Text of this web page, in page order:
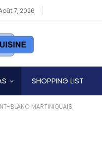
7, 2026
SHOPPING LIST
BLANC MARTINIQUAIS